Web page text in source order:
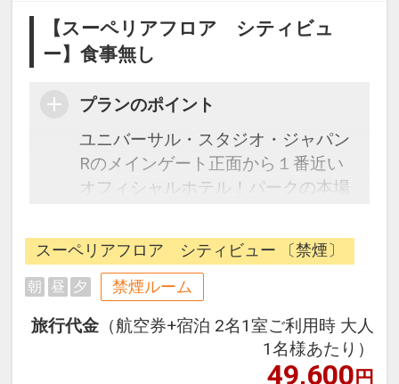
【スーペリアフロア シティビュ
ー】食事無し
プランのポイント
ユニバーサル・スタジオ・ジャパン
Rのメインゲート正面から１番近い
オフィシャルホテル！パークの本場
は、ニューヨークのブロードウェイ
をイメージしたロビー、JFK空港の
滑走路の様な通路、ラスベガスのカ
ジノをデザインした空間やLAを彷彿
させるエントランス等パークでの世
界観をそのままお楽しみいただけま
す。タイムマシンさながらの光のエ
スーペリアフロア シティビュー 〔禁煙〕
朝 昼 夕 禁煙ルーム
旅行代金 （航空券+宿泊 2名1室ご利用時 大人
1名様あたり）
49,600円